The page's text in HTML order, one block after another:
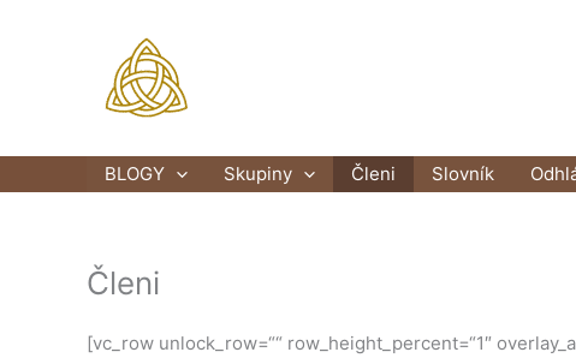
BLOGY Skupiny Členi Slovník
Členi
[vc_row unlock_row=““ row_height_percent=“1″